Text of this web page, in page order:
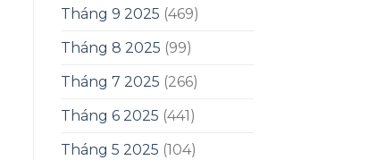
Tháng 9 2025 (469)
Tháng 8 2025 (99)
Tháng 7 2025 (266)
Tháng 6 2025 (441)
Tháng 5 2025 (104)